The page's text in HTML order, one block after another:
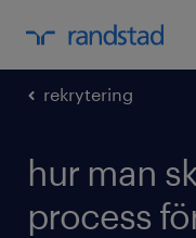
rekrytering
hur man
process